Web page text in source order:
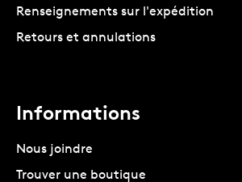
Renseignements sur l'expédition
Retours et annulations
Informations
Nous joindre
Trouver une boutique